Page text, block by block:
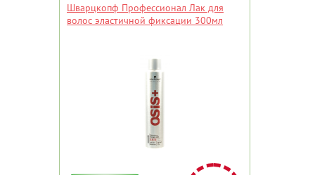
Шварцкопф Профессионал Лак для
волос эластичной фиксации 300мл